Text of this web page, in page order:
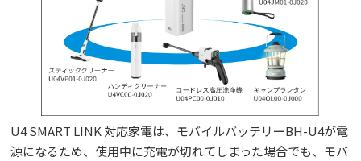
U4 SMART LINK 対応家電は、モバイルバッテリーBH-U4が電
源になるため、使用中に充電が切れてしまった場合でも、モバ